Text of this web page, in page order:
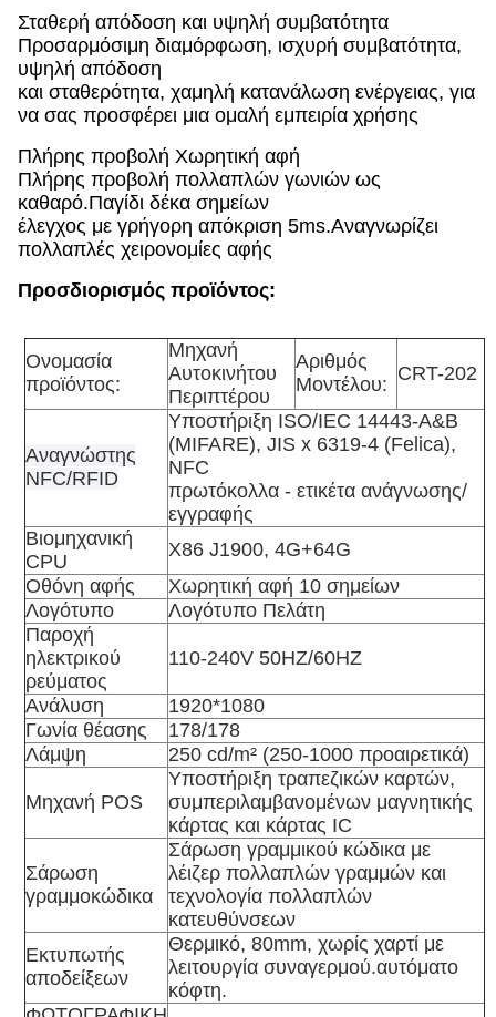
Σταθερή απόδοση και υψηλή συμβατότητα
Προσαρμόσιμη διαμόρφωση, ισχυρή συμβατότητα,
υψηλή απόδοση
και σταθερότητα, χαμηλή κατανάλωση ενέργειας, για
να σας προσφέρει μια ομαλή εμπειρία χρήσης
Πλήρης προβολή Χωρητική αφή
Πλήρης προβολή πολλαπλών γωνιών ως
καθαρό.Παγίδι δέκα σημείων
έλεγχος με γρήγορη απόκριση 5ms.Αναγνωρίζει
πολλαπλές χειρονομίες αφής
Προσδιορισμός προϊόντος:
Ονομασία
προϊόντος:
Μηχανή
Αυτοκινήτου
Περιπτέρου
Αριθμός
Μοντέλου: CRT-202
Αναγνώστης
NFC/RFID
Υποστήριξη ISO/IEC 14443-A&B
(MIFARE), JIS x 6319-4 (Felica),
NFC
πρωτόκολλα - ετικέτα ανάγνωσης/
εγγραφής
Βιομηχανική
CPU
X86 J1900, 4G+64G
Οθόνη αφής
Χωρητική αφή 10 σημείων
Λογότυπο
Λογότυπο Πελάτη
Παροχή
ηλεκτρικού
ρεύματος
110-240V 50HZ/60HZ
Ανάλυση
1920*1080
Γωνία θέασης
178/178
Λάμψη
250 cd/m² (250-1000 προαιρετικά)
Μηχανή POS
Υποστήριξη τραπεζικών καρτών,
συμπεριλαμβανομένων μαγνητικής
κάρτας και κάρτας IC
Σάρωση
γραμμοκώδικα
Σάρωση γραμμικού κώδικα με
λέιζερ πολλαπλών γραμμών και
τεχνολογία πολλαπλών
κατευθύνσεων
Εκτυπωτής
αποδείξεων
Θερμικό, 80mm, χωρίς χαρτί με
λειτουργία συναγερμού.αυτόματο
κόφτη.